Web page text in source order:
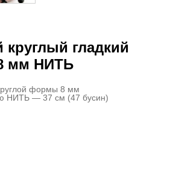
круглый гладкий
мм НИТЬ
формы 8 мм
НИТЬ — 37 см (47 бусин)